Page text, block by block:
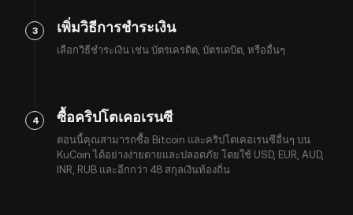
3 เพิ่มวิธีการชำระเงิน
เลือกวิธีชำระเงิน เช่น บัตรเครดิต, บัตรเดบิต, หรืออื่นๆ
4 ซื้อคริปโตเคอเรนซี
ตอนนี้คุณสามารถซื้อ Bitcoin และคริปโตเคอเรนซีอื่นๆ บน
KuCoin ได้อย่างง่ายดายและปลอดภัย โดยใช้ USD, EUR, AUD,
INR, RUB และอีกกว่า 48 สกุลเงินท้องถิ่น